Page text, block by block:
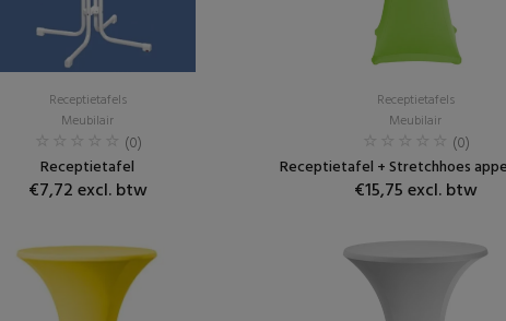
Receptietafels
Meubilair
(0)
Receptietafel
€7,72 excl. btw
Receptietafels
Meubilair
(0)
Receptietafel + Stretchhoes
€15,75 excl. btw